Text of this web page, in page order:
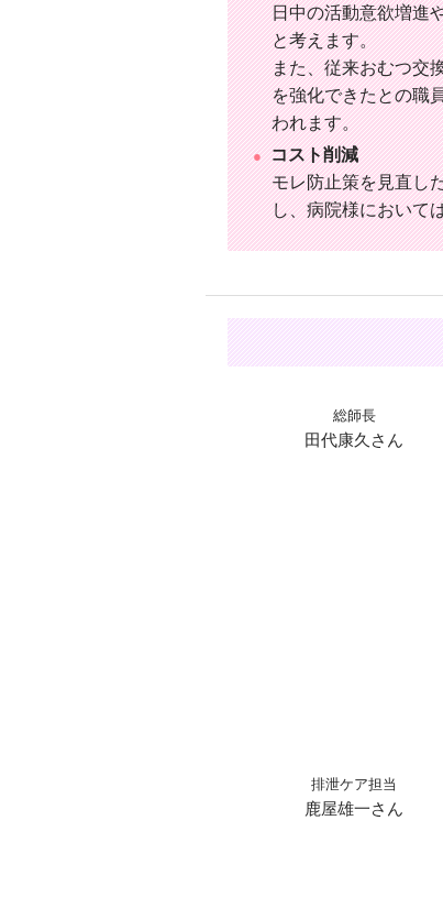
日中の活動意欲増進
と考えます。
また、従来おむつ交
を強化できたとの職
われます。
コスト削減
モレ防止策を見直し
し、病院様において
総師長
田代康久さん
排泄ケア担当
鹿屋雄一さん